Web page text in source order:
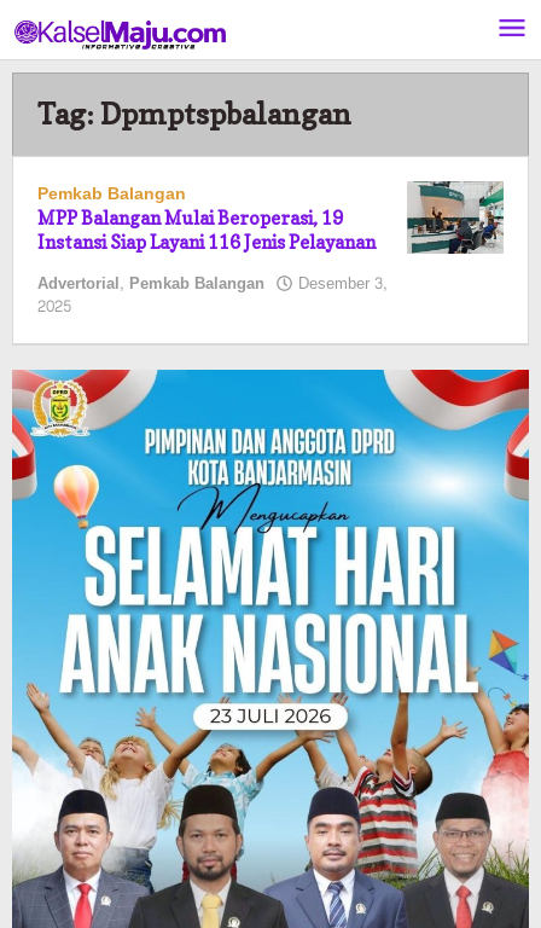
ke
konten
Tag: Dpmptspbalangan
Pemkab Balangan
MPP Balangan Mulai Beroperasi, 19
Instansi Siap Layani 116 Jenis Pelayanan
Advertorial, Pemkab Balangan Desember 3,
2025